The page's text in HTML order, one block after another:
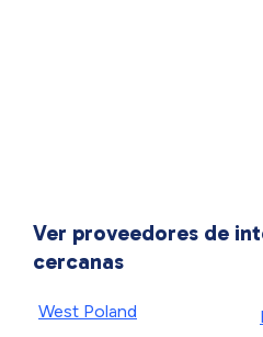
Ver proveedores de
cercanas
West Poland